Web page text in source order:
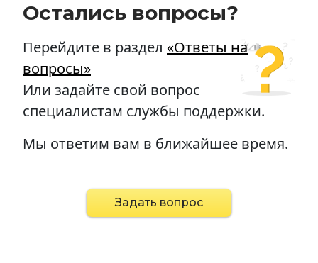
Остались вопросы?
Перейдите в раздел «Ответы на
вопросы»
Или задайте свой вопрос
специалистам службы поддержки.
Мы ответим вам в ближайшее время.
Задать вопрос